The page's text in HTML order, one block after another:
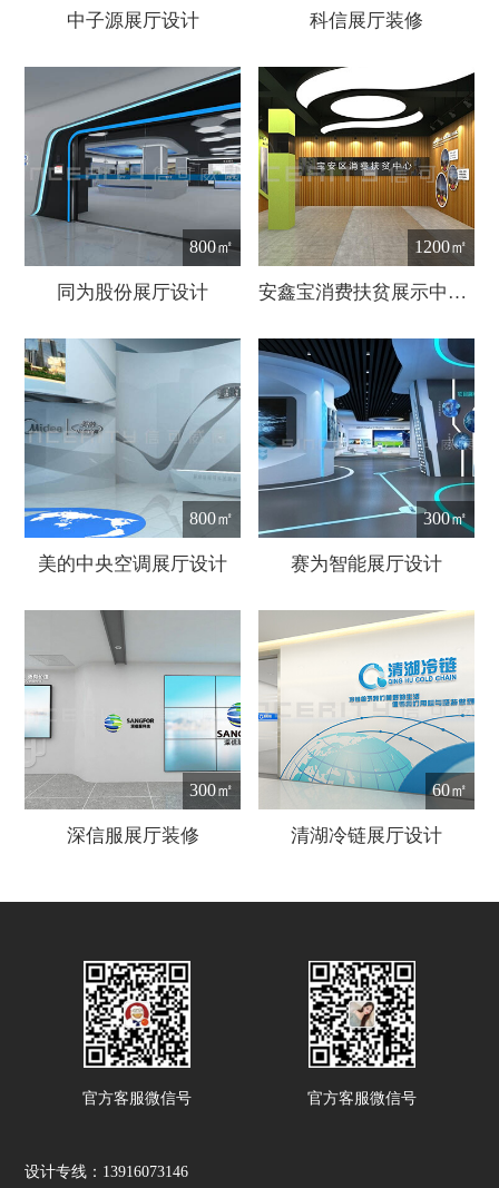
中子源展厅设计 科信展厅装修
800㎡
同为股份展厅设计
1200㎡
安鑫宝消费扶贫展示中心设计
800㎡
美的中央空调展厅设计
300㎡
赛为智能展厅设计
300㎡
深信服展厅装修
60㎡
清湖冷链展厅设计
官方客服微信号 官方客服微信号
设计专线：13916073146